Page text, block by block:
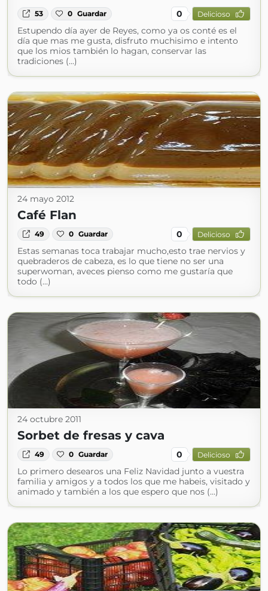
53 0 Guardar 0 Delicioso
Estupendo día ayer de Reyes, como ya os conté es el
día que mas me gusta, disfruto muchisimo e intento
que los mios también lo hagan, conservar las
tradiciones (...)
24 mayo 2012
Café Flan
49 0 Guardar 0 Delicioso
Estas semanas toca trabajar mucho,esto trae nervios y
quebraderos de cabeza, es lo que tiene no ser una
superwoman, aveces pienso como me gustaría que
todo (...)
24 octubre 2011
Sorbet de fresas y cava
49 0 Guardar 0 Delicioso
Lo primero desearos una Feliz Navidad junto a vuestra
familia y amigos y a todos los que me habeis, visitado y
animado y también a los que espero que nos (...)